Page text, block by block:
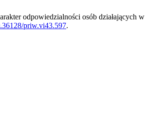
odpowiedzialności osób działających
priw.vi43.597.